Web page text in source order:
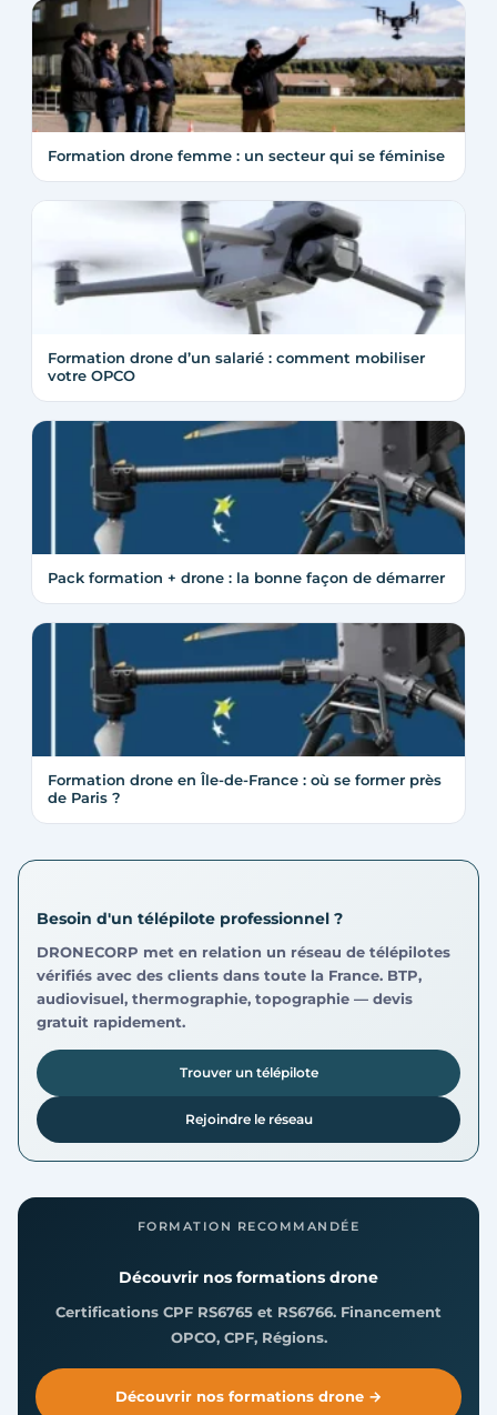
Formation drone femme : un secteur qui se féminise
Formation drone d’un salarié : comment mobiliser
votre OPCO
Pack formation + drone : la bonne façon de démarrer
Formation drone en Île-de-France : où se former près
de Paris ?
Besoin d'un télépilote professionnel ?
DRONECORP met en relation un réseau de télépilotes
vérifiés avec des clients dans toute la France. BTP,
audiovisuel, thermographie, topographie — devis
gratuit rapidement.
Trouver un télépilote
Rejoindre le réseau
FORMATION RECOMMANDÉE
Découvrir nos formations drone
Certifications CPF RS6765 et RS6766. Financement
OPCO, CPF, Régions.
Découvrir nos formations drone →